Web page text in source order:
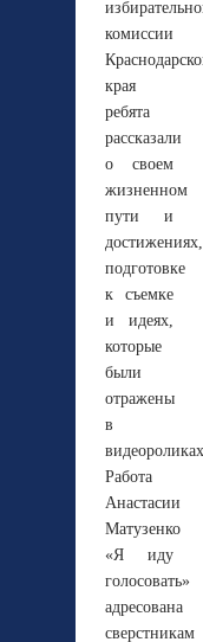
комиссии
края
ребята
рассказали
о своем
жизненном
пути и
достижениях,
подготовке
к съемке
и идеях,
которые
были
отражены
в
Работа
Анастасии
Матузенко
«Я иду
голосовать»
адресована
сверстникам